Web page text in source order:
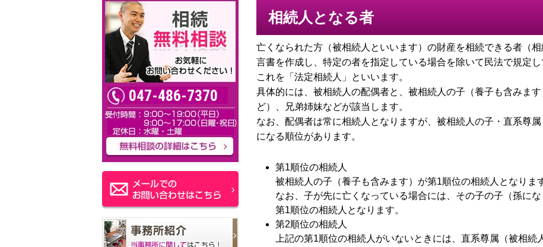
相続人となる者
亡くなられた方（被相続人といいます）の財産を相続できる者（
言書を作成し、特定の者を指定している場合を除いて民法で規定し
これを「法定相続人」といいます。
具体的には、被相続人の配偶者と、被相続人の子（養子も含みま
ど）、兄弟姉妹などが該当します。
なお、配偶者は常に相続人となりますが、被相続人の子・直系尊
になる順位があります。
第1順位の相続人
被相続人の子（養子も含みます）が第1順位の相続人となりま
なお、子が先に亡くなっている場合には、その子の子（孫に
第1順位の相続人となります。
第2順位の相続人
上記の第1順位の相続人がいないときには、直系尊属（被相
047-486-7370